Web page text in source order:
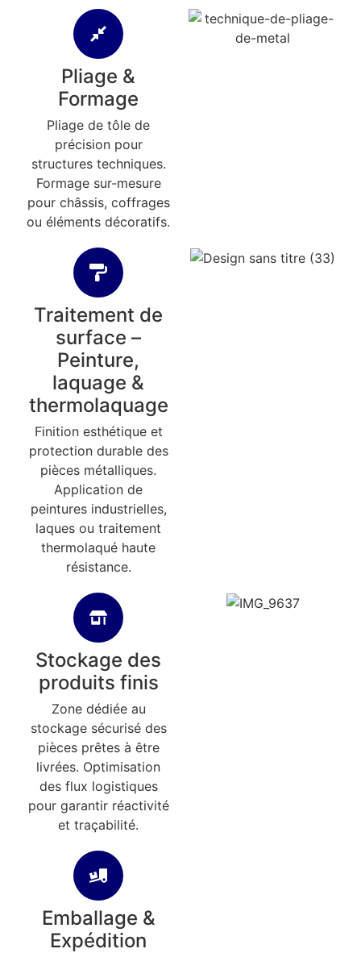
Pliage &
Formage
Pliage de tôle de
précision pour
structures techniques.
Formage sur-mesure
pour châssis, coffrages
ou éléments décoratifs.
Traitement de
surface –
Peinture,
laquage &
thermolaquage
Finition esthétique et
protection durable des
pièces métalliques.
Application de
peintures industrielles,
laques ou traitement
thermolaqué haute
résistance.
Stockage des
produits finis
Zone dédiée au
stockage sécurisé des
pièces prêtes à être
livrées. Optimisation
des flux logistiques
pour garantir réactivité
et traçabilité.
Emballage &
Expédition